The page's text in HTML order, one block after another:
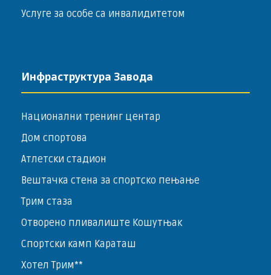
Услуге за особе са инвалидитетом
Инфраструктура Завода
Национални тренинг центар
Дом спортова
Атлетски стадион
Вештачка стена за спортско пењање
Трим стаза
Отворено пливалиште Кошутњак
Спортски камп Караташ
Хотел Трим**